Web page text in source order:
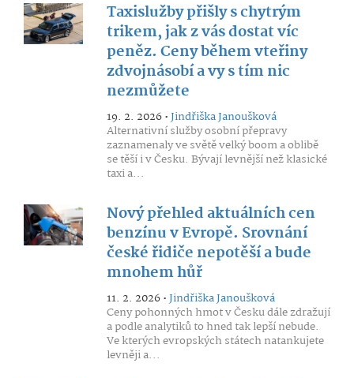
Taxislužby přišly s chytrým
trikem, jak z vás dostat víc
peněz. Ceny během vteřiny
zdvojnásobí a vy s tím nic
nezmůžete
19. 2. 2026 •Jindřiška Janoušková
Alternativní služby osobní přepravy
zaznamenaly ve světě velký boom a oblibě
se těší i v Česku. Bývají levnější než klasické
taxi a...
Nový přehled aktuálních cen
benzínu v Evropě. Srovnání
české řidiče nepotěší a bude
mnohem hůř
11. 2. 2026 •Jindřiška Janoušková
Ceny pohonných hmot v Česku dále zdražují
a podle analytiků to hned tak lepší nebude.
Ve kterých evropských státech natankujete
levněji a...